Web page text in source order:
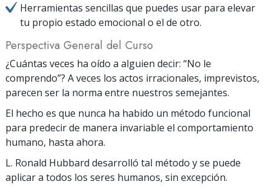
Herramientas sencillas que puedes usar para elevar
tu propio estado emocional o el de otro.
Perspectiva General del Curso
¿Cuántas veces ha oído a alguien decir: “No le
comprendo”? A veces los actos irracionales, imprevistos,
parecen ser la norma entre nuestros semejantes.
El hecho es que nunca ha habido un método funcional
para predecir de manera invariable el comportamiento
humano, hasta ahora.
L. Ronald Hubbard desarrolló tal método y se puede
aplicar a todos los seres humanos, sin excepción.